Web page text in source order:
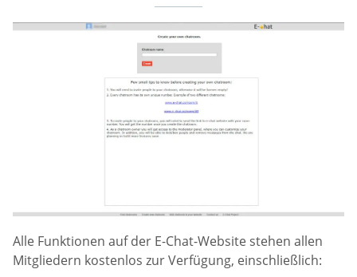
Alle Funktionen auf der E-Chat-Website stehen allen
Mitgliedern kostenlos zur Verfügung, einschließlich: